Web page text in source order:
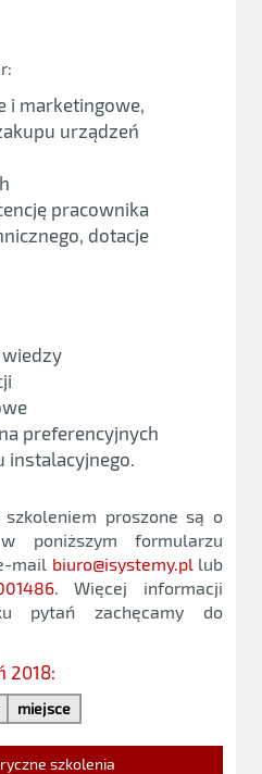
i marketingowe,
urządzeń
pracownika
dotacje
preferencyjnych
instalacyjnego.
szkoleniem proszone są o
poniższym formularzu
mail biuro@isystemy.pllub
. Więcej informacji
pytań zachęcamy do
2018:
miejsce
szkolenia